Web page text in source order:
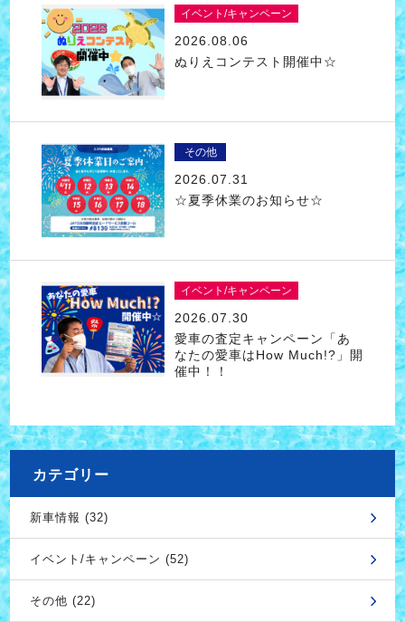
イベント/キャンペーン
2026.08.06
ぬりえコンテスト開催中☆
その他
2026.07.31
☆夏季休業のお知らせ☆
イベント/キャンペーン
2026.07.30
愛車の査定キャンペーン「あ
なたの愛車はHow Much!?」開
催中！！
カテゴリー
新車情報 (32)
イベント/キャンペーン (52)
その他 (22)